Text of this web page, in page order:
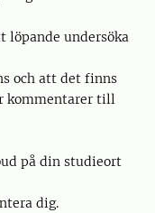
löpande undersöka
och att det finns
kommentarer till
på din studieort
dig.